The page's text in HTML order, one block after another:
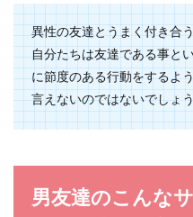
異性の友達とうまく付き合
自分たちは友達である事と
に節度のある行動をするよ
言えないのではないでしょ
男友達のこんな